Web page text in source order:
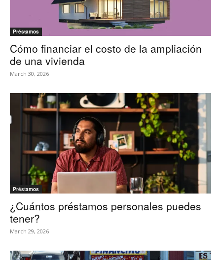
Préstamos
Cómo financiar el costo de la ampliación
de una vivienda
March 30, 2026
Préstamos
¿Cuántos préstamos personales puedes
tener?
March 29, 2026